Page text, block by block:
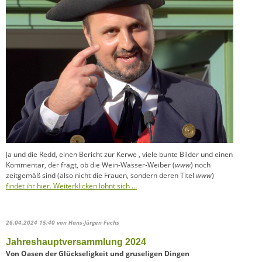
Ja und die Redd, einen Bericht zur Kerwe , viele bunte Bilder und einen
Kommentar, der fragt, ob die Wein-Wasser-Weiber (www) noch
zeitgemäß sind (also nicht die Frauen, sondern deren Titel www)
findet ihr hier. Weiterklicken lohnt sich …
26.04.2024 15:40 von Hans-Jürgen Fuchs
Jahreshauptversammlung 2024
Von Oasen der Glückseligkeit und gruseligen Dingen